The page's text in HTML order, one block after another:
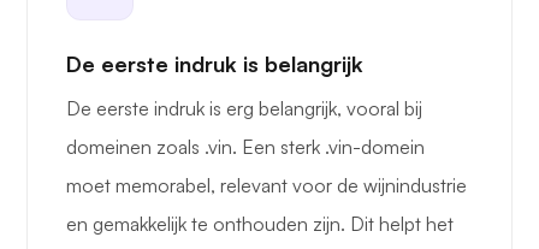
De eerste indruk is belangrijk
De eerste indruk is erg belangrijk, vooral bij
domeinen zoals .vin. Een sterk .vin-domein
moet memorabel, relevant voor de wijnindustrie
en gemakkelijk te onthouden zijn. Dit helpt het